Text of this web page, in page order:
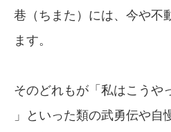
巷（ちまた）には、今や不
ます。
そのどれもが「私はこうや
」といった類の武勇伝や自